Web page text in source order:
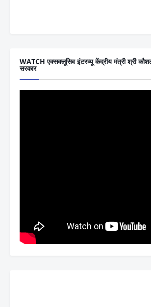
WATCH एक्सक्लूसिव इंटरव्यू केंद्रीय मंत्री श्री
सरकार